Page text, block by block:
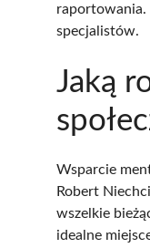
raportowania.
specjalistów.
Jaką
Wsparcie
Robert
wszelkie
idealne